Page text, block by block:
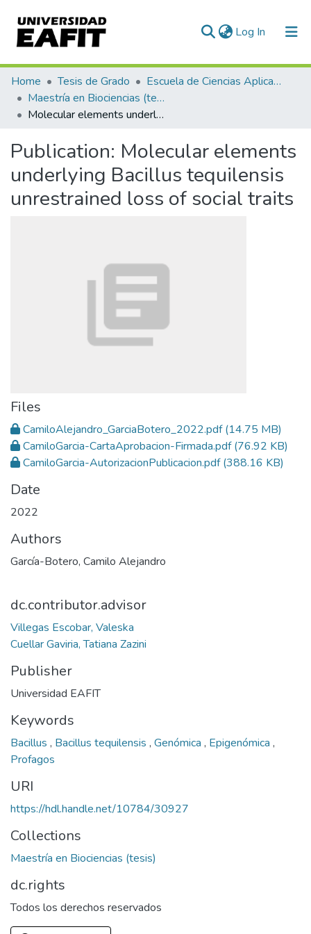
Log In (current)
Communities & Collections
All of DSpace
Home Tesis de Grado
Escuela de Ciencias Aplicadas e Ingeniería
Maestría en Biociencias (tesis)
Molecular elements underlying Bacillus tequilensis unrestrained loss of social traits
Publication: Molecular elements
underlying Bacillus tequilensis
unrestrained loss of social traits
Files
CamiloAlejandro_GarciaBotero_2022.pdf(14.75 MB)
CamiloGarcia-CartaAprobacion-Firmada.pdf(76.92 KB)
CamiloGarcia-AutorizacionPublicacion.pdf(388.16 KB)
Date
2022
Authors
García-Botero, Camilo Alejandro
dc.contributor.advisor
Villegas Escobar, Valeska
Cuellar Gaviria, Tatiana Zazini
Publisher
Universidad EAFIT
Keywords
Bacillus , Bacillus tequilensis , Genómica , Epigenómica ,
Profagos
URI
https://hdl.handle.net/10784/30927
Collections
Maestría en Biociencias (tesis)
dc.rights
Todos los derechos reservados